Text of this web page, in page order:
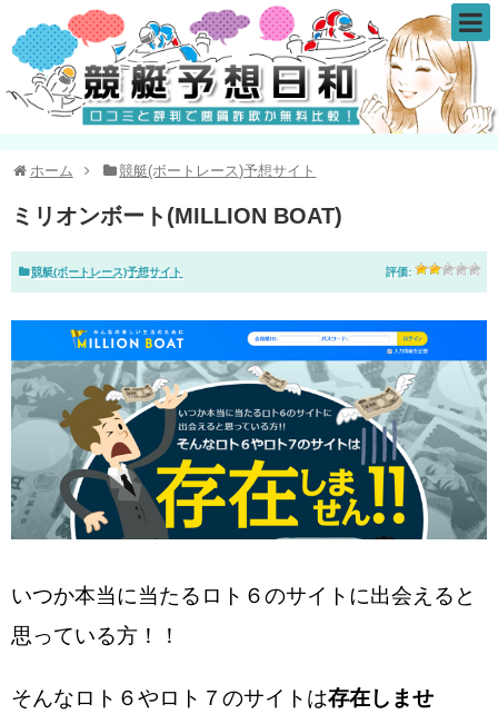
ホーム 競艇(ボートレース)予想サイト
ミリオンボート(MILLION BOAT)
競艇(ボートレース)予想サイト
いつか本当に当たるロト６のサイトに出会えると
思っている方！！
そんなロト６やロト７のサイトは存在しませ